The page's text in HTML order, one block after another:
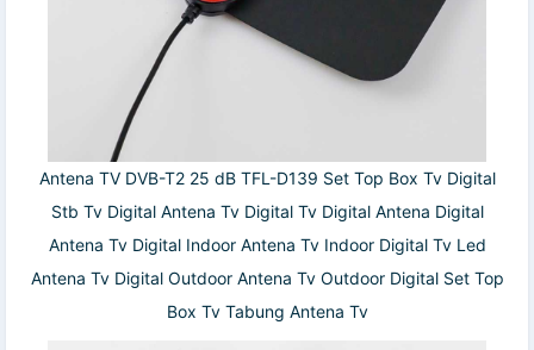
Antena TV DVB-T2 25 dB TFL-D139 Set Top Box Tv Digital
Stb Tv Digital Antena Tv Digital Tv Digital Antena Digital
Antena Tv Digital Indoor Antena Tv Indoor Digital Tv Led
Antena Tv Digital Outdoor Antena Tv Outdoor Digital Set Top
Box Tv Tabung Antena Tv